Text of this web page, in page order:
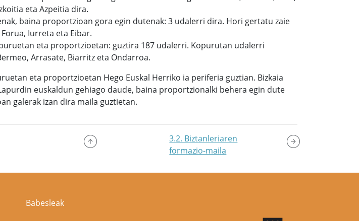
eta Azpeitia dira.
baina proportzioan gora egin dutenak: 3 udalerri dira. Hori gertatu zaie
Iurreta eta Eibar.
eta proportzioetan: guztira 187 udalerri. Kopurutan udalerri
Arrasate, Biarritz eta Ondarroa.
eta proportzioetan Hego Euskal Herriko ia periferia guztian. Bizkaia
euskaldun gehiago daude, baina proportzionalki behera egin dute
galerak izan dira maila guztietan.
3.2. Biztanleriaren
formazio-maila
Babesleak